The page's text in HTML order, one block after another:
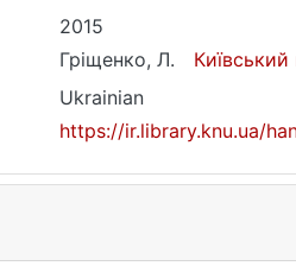
2015
Гріщенко, Л.
Ukrainian
https://ir.library.knu.ua/